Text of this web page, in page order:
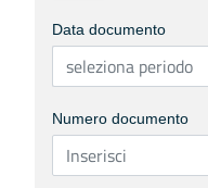
Data documento
Numero documento